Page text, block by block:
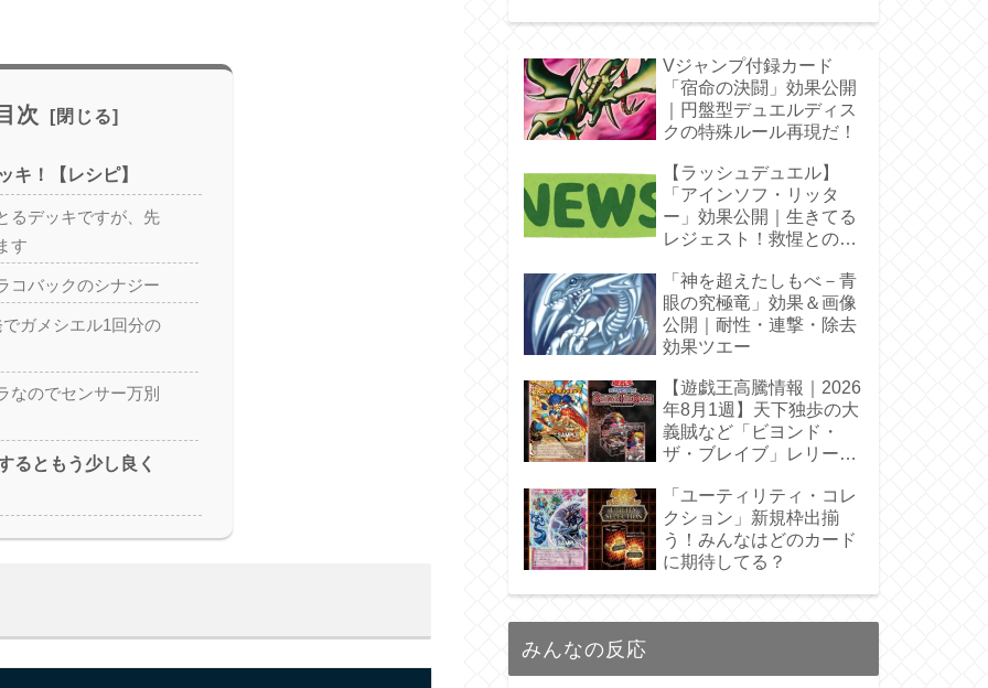
次
キ！【レシピ】
るデッキですが、先
す
コバックのシナジー
ガメシエル1回分の
なのでセンサー万別
るともう少し良く
Vジャンプ付録カード
「宿命の決闘」効果公開
｜円盤型デュエルディス
クの特殊ルール再現だ！
【ラッシュデュエル】
「アインソフ・リッタ
ー」効果公開｜生きてる
レジェスト！救惺との相
「神を超えたしもべ－青
眼の究極竜」効果＆画像
公開｜耐性・連撃・除去
効果ツエー
【遊戯王高騰情報｜2026
年8月1週】天下独歩の大
義賊など「ビヨンド・
ザ・ブレイブ」レリーフ
「ユーティリティ・コレ
クション」新規枠出揃
う！みんなはどのカード
に期待してる？
みんなの反応